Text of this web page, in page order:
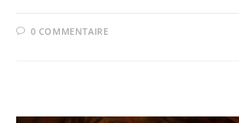
0 COMMENTAIRE